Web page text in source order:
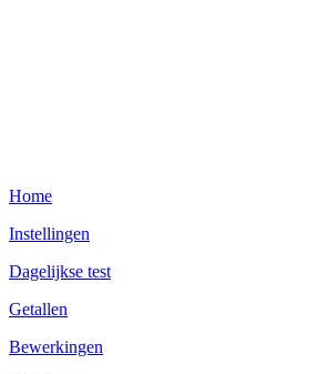
Home
Instellingen
Dagelijkse test
Getallen
Bewerkingen